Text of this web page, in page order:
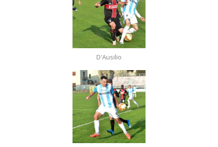
D'Ausilio